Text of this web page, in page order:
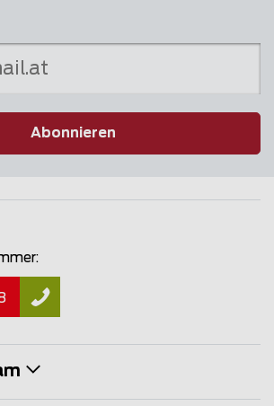
Abonnieren